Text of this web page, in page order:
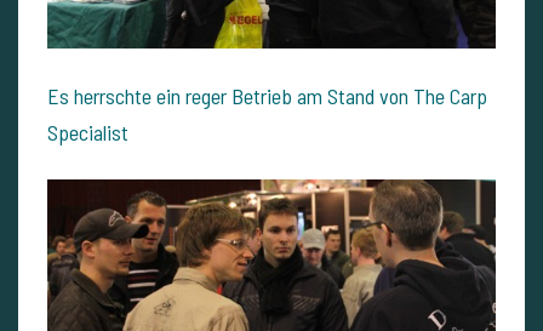
Es herrschte ein reger Betrieb am Stand von The Carp
Specialist